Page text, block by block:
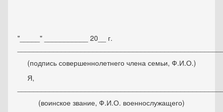
"_____" ___________ 20__ г.
(подпись совершеннолетнего члена семьи, Ф.И.О.)
Я,
(воинское звание, Ф.И.О. военнослужащего)